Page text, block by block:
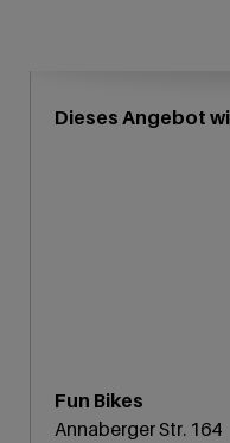
Dieses Angebot
Fun Bikes
Annaberger Str. 164